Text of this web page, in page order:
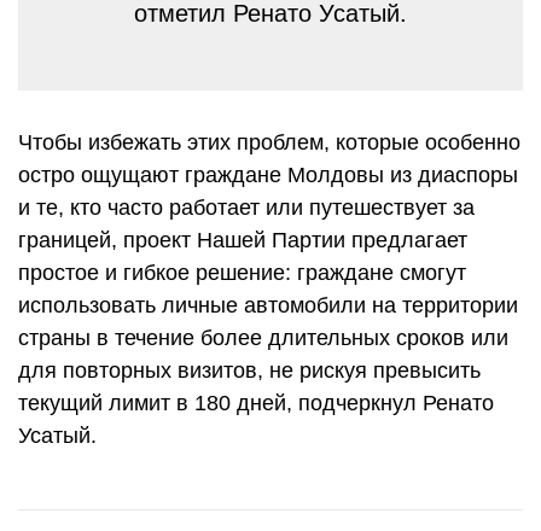
отметил Ренато Усатый.
Чтобы избежать этих проблем, которые особенно
остро ощущают граждане Молдовы из диаспоры
и те, кто часто работает или путешествует за
границей, проект Нашей Партии предлагает
простое и гибкое решение: граждане смогут
использовать личные автомобили на территории
страны в течение более длительных сроков или
для повторных визитов, не рискуя превысить
текущий лимит в 180 дней, подчеркнул Ренато
Усатый.